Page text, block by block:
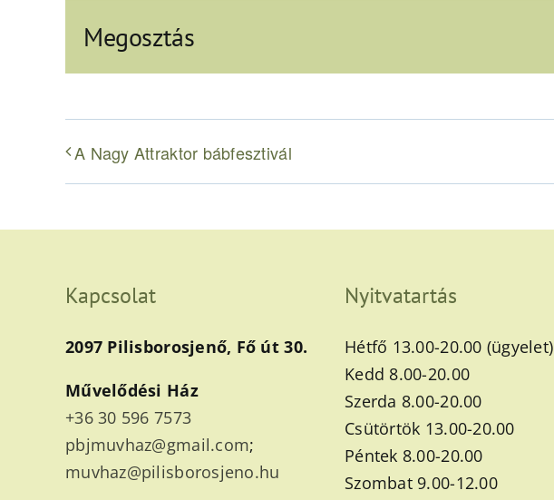
Megosztás
A Nagy Attraktor bábfesztivál
Kapcsolat
2097 Pilisborosjenő, Fő út 30.
Művelődési Ház
+36 30 596 7573
pbjmuvhaz@gmail.com;
muvhaz@pilisborosjeno.hu
Nyitvatartás
Hétfő 13.00-20.00 (ügyelet)
Kedd 8.00-20.00
Szerda 8.00-20.00
Csütörtök 13.00-20.00
Péntek 8.00-20.00
Szombat 9.00-12.00